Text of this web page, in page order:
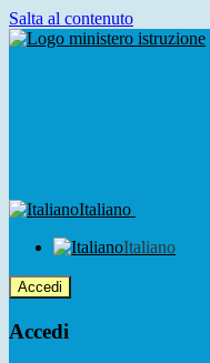
Salta al contenuto
Italiano
Italiano
Accedi
Accedi